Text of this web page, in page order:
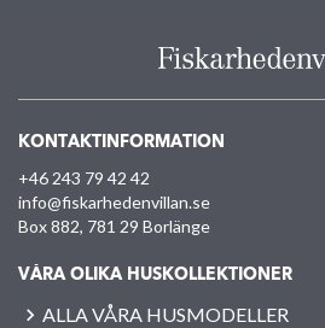
KONTAKTINFORMATION
+46 243 79 42 42
info@fiskarhedenvillan.se
Box 882, 781 29 Borlänge
VÅRA OLIKA HUSKOLLEKTIONER
ALLA VÅRA HUSMODELLER